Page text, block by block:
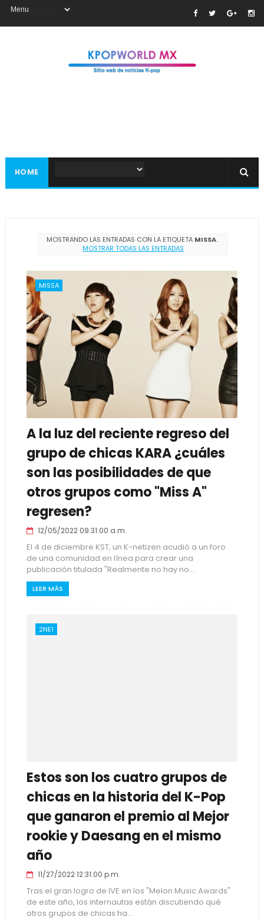
HOME
MOSTRANDO LAS ENTRADAS CON LA ETIQUETA MISSA.
MOSTRAR TODAS LAS ENTRADAS
MISSA
A la luz del reciente regreso del
grupo de chicas KARA ¿cuáles
son las posibilidades de que
otros grupos como "Miss A"
regresen?
12/05/2022 09:31:00 a.m.
El 4 de diciembre KST, un K-netizen acudió a un foro
de una comunidad en línea para crear una
publicación titulada "Realmente no hay no...
LEER MÁS
2NE1
Estos son los cuatro grupos de
chicas en la historia del K-Pop
que ganaron el premio al Mejor
rookie y Daesang en el mismo
año
11/27/2022 12:31:00 p.m.
Tras el gran logro de IVE en los "Melon Music Awards"
de este año, los internautas están discutiendo qué
otros grupos de chicas ha...